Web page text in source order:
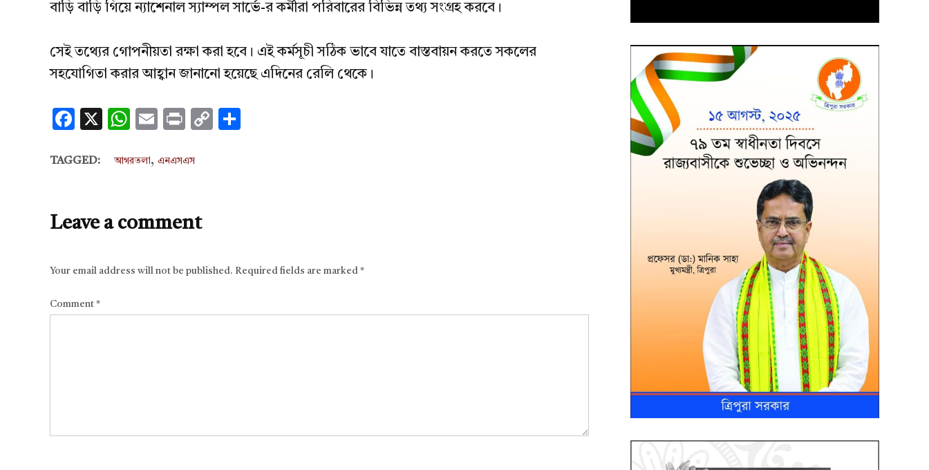
বাড়ি বাড়ি গিয়ে ন্যাশেনাল স্যাম্পল সার্ভে-র কর্মীরা পরিবারের বিভিন্ন তথ্য সংগ্রহ করবে।
সেই তথ্যের গোপনীয়তা রক্ষা করা হবে। এই কর্মসূচী সঠিক ভাবে যাতে বাস্তবায়ন করতে সকলের
সহযোগিতা করার আহ্বান জানানো হয়েছে এদিনের রেলি থেকে।
Facebook
X WhatsApp
EmailPrintCopy
TAGGED: আগরতলা , এনএসএস
Leave a comment
Your email address will not be published. Required fields are marked *
Comment *